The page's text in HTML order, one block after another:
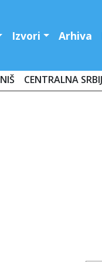
Izvori Arhiva
NIŠ CENTRALNA